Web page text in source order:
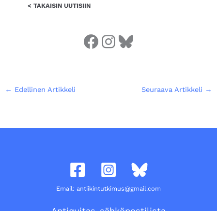
< TAKAISIN UUTISIIN
← Edellinen Artikkeli Seuraava Artikkeli →
Email: antiikintutkimus@gmail.com